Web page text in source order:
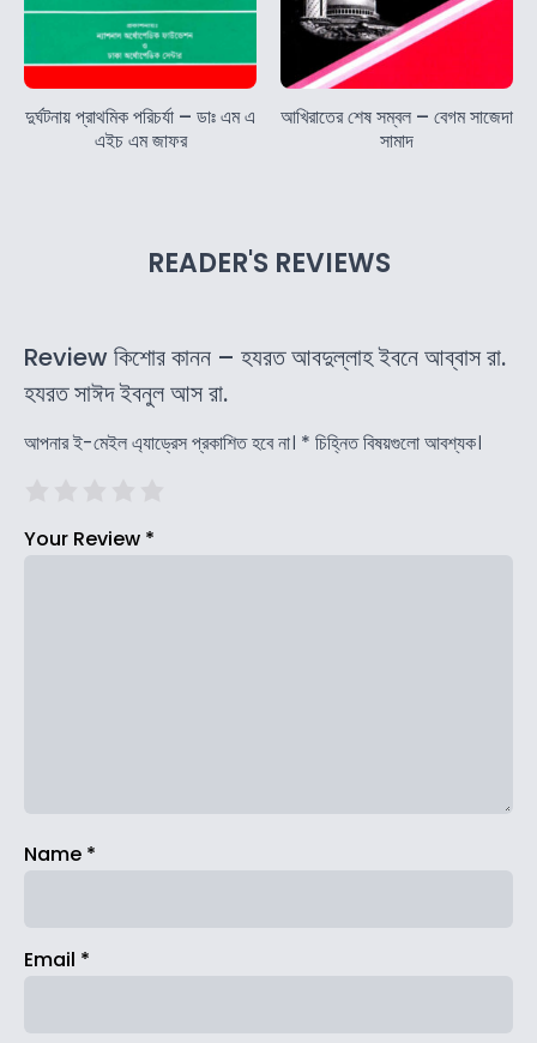
দুর্ঘটনায় প্রাথমিক পরিচর্যা – ডাঃ এম এ
এইচ এম জাফর
আখিরাতের শেষ সম্বল – বেগম সাজেদা
সামাদ
READER'S REVIEWS
Review কিশোর কানন – হযরত আবদুল্লাহ ইবনে আব্বাস রা.
হযরত সাঈদ ইবনুল আস রা.
আপনার ই-মেইল এ্যাড্রেস প্রকাশিত হবে না। * চিহ্নিত বিষয়গুলো আবশ্যক।
Your Review *
Name *
Email *